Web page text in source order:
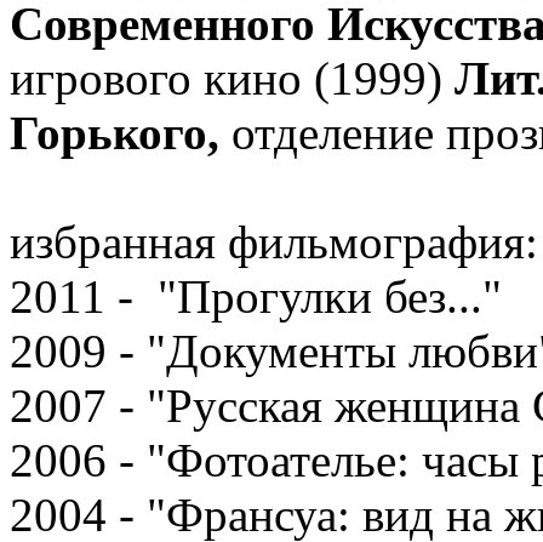
Современного
игрового кино (1999)
Горького, отделение
избранная фильмография:
2011 - "Прогулки без..."
2009 - "Документы
2007 - "Русская женщина
2006 - "Фотоателье: часы
2004 - "Франсуа: вид на